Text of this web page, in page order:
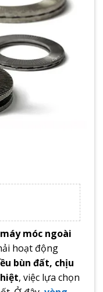
móc ngoài
hoạt động
bùn đất, chịu
, việc lựa chọn